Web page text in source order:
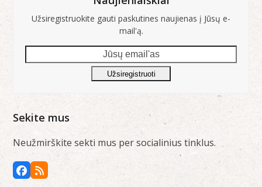
Užsiregistruokite gauti paskutines naujienas į Jūsų e-
mail'ą.
email'as
Užsiregistruoti
Sekite mus
Neužmirškite sekti mus per socialinius tinklus.
Facebook
RSS